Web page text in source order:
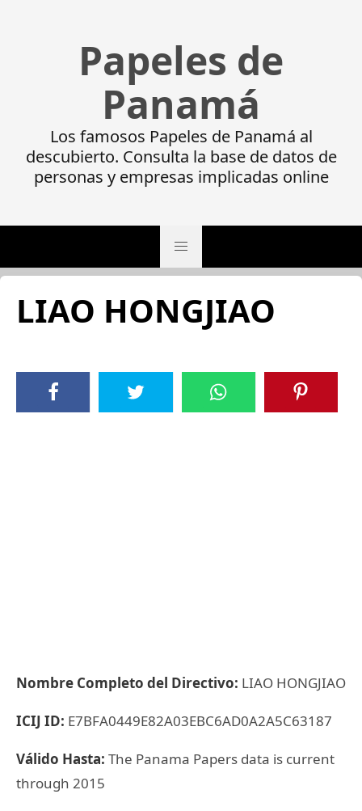
Papeles de
Panamá
Los famosos Papeles de Panamá al
descubierto. Consulta la base de datos de
personas y empresas implicadas online
LIAO HONGJIAO
Nombre Completo del Directivo: LIAO HONGJIAO
ICIJ ID: E7BFA0449E82A03EBC6AD0A2A5C63187
Válido Hasta: The Panama Papers data is current
through 2015